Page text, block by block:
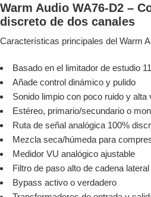
Warm Audio WA76-D2 –
discreto de dos canales
Características principales del Warm
Basado en el limitador de estudio
Añade control dinámico y pulido
Sonido limpio con poco ruido y alta
Estéreo, primario/secundario o
Ruta de señal analógica 100%
Mezcla seca/húmeda para
Medidor VU analógico ajustable
Filtro de paso alto de cadena
Bypass activo o verdadero